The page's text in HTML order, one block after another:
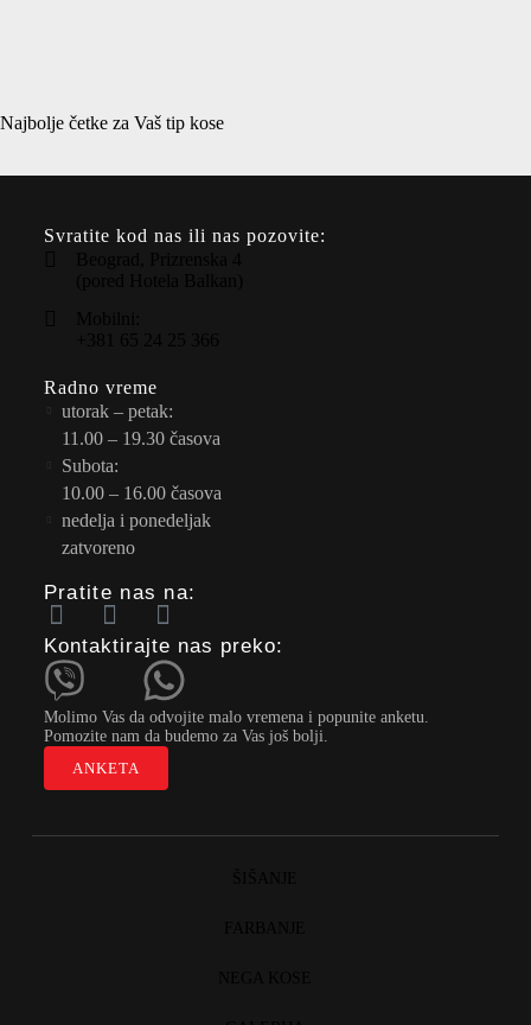
Najbolje četke za Vaš tip kose
Svratite kod nas ili nas pozovite:
Radno vreme
utorak – petak:
11.00 – 19.30 časova
Subota:
10.00 – 16.00 časova
nedelja i ponedeljak
zatvoreno
Pratite nas na:
Kontaktirajte nas preko:
Molimo Vas da odvojite malo vremena i popunite anketu.
Pomozite nam da budemo za Vas još bolji.
ANKETA